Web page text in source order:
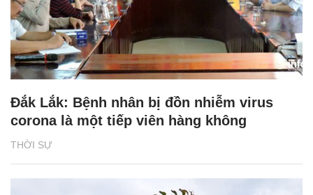
THỜI SỰ
Đắk Lắk: Bệnh nhân bị đồn nhiễm virus
corona là một tiếp viên hàng không